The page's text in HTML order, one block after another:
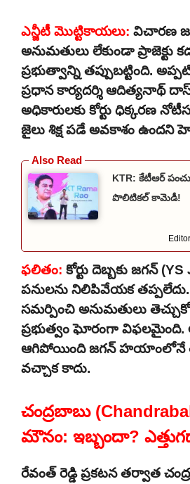
ఎన్జీటీ మొట్టికాయలు: విచారణ
అనుమతులు లేకుండా ప్రాజెక్టు
ప్రభుత్వాన్ని తప్పుబట్టింది.
ప్రధాన కార్యదర్శి ఆదిత్యనాథ్
అధికారులకు కోర్టు ధిక్కరణ
జైలు శిక్ష పడే అవకాశం ఉందని
KTR: కేటీఆర్
పొలిటికల్ కామెడీ!
ఫలితం: కోర్టు దెబ్బకు జగన్
పనులను నిలిపివేయక
సమర్పించి అనుమతులు
ప్రభుత్వం ఘోరంగా విఫలమైంది.
ఆగిపోయింది జగన్ హయాంలోనే
వచ్చాక కాదు.
చంద్రబాబు
మౌనం: ఇబ్బందా?
రేవంత్ రెడ్డి ప్రకటన తర్వాత